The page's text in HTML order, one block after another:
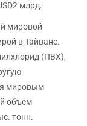
млрд.
мировой
в Тайване.
(ПВХ),
мировым
объем
тонн.